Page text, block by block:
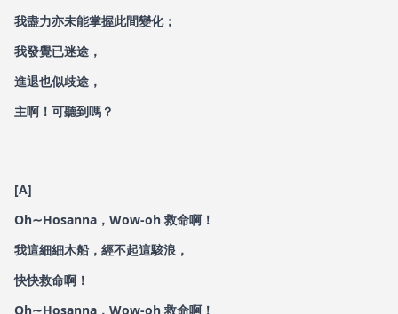
我盡力亦未能掌握此間變化；
我發覺已迷途，
進退也似歧途，
主啊！可聽到嗎？
[A]
Oh∼Hosanna，Wow-oh 救命啊！
我這細細木船，經不起這駭浪，
快快救命啊！
Oh∼Hosanna，Wow-oh 救命啊！